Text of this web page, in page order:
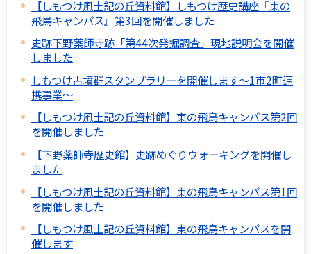
【しもつけ風土記の丘資料館】しもつけ歴史講座『東の
飛鳥キャンパス』第3回を開催しました
史跡下野薬師寺跡「第44次発掘調査」現地説明会を開催
しました
しもつけ古墳群スタンプラリーを開催します～1市2町連
携事業～
【しもつけ風土記の丘資料館】東の飛鳥キャンパス第2回
を開催しました
【下野薬師寺歴史館】史跡めぐりウォーキングを開催し
ました
【しもつけ風土記の丘資料館】東の飛鳥キャンパス第1回
を開催しました
【しもつけ風土記の丘資料館】東の飛鳥キャンパスを開
催します